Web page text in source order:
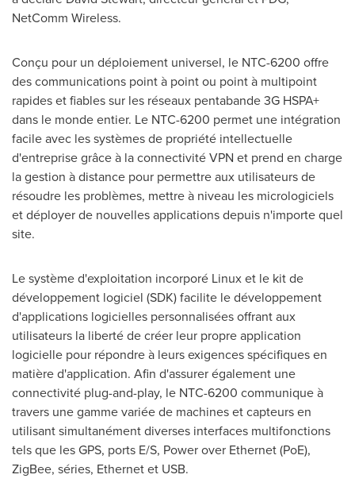
NetComm Wireless.
Conçu pour un déploiement universel, le NTC-6200 offre
des communications point à point ou point à multipoint
rapides et fiables sur les réseaux pentabande 3G HSPA+
dans le monde entier. Le NTC-6200 permet une intégration
facile avec les systèmes de propriété intellectuelle
d'entreprise grâce à la connectivité VPN et prend en charge
la gestion à distance pour permettre aux utilisateurs de
résoudre les problèmes, mettre à niveau les micrologiciels
et déployer de nouvelles applications depuis n'importe quel
site.
Le système d'exploitation incorporé Linux et le kit de
développement logiciel (SDK) facilite le développement
d'applications logicielles personnalisées offrant aux
utilisateurs la liberté de créer leur propre application
logicielle pour répondre à leurs exigences spécifiques en
matière d'application. Afin d'assurer également une
connectivité plug-and-play, le NTC-6200 communique à
travers une gamme variée de machines et capteurs en
utilisant simultanément diverses interfaces multifonctions
tels que les GPS, ports E/S, Power over Ethernet (PoE),
ZigBee, séries, Ethernet et USB.